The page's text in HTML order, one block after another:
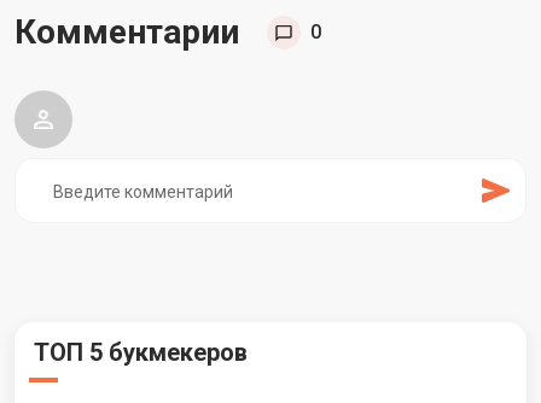
Комментарии 0
ТОП 5 букмекеров